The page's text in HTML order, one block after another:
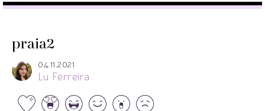
praia2
04.11.2021
Lu Ferreira